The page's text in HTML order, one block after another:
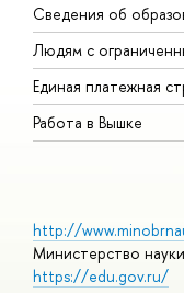
Сведения об
Людям с
Единая платежная
Работа в Вышке
http://
Министерство
https://edu.gov.ru/